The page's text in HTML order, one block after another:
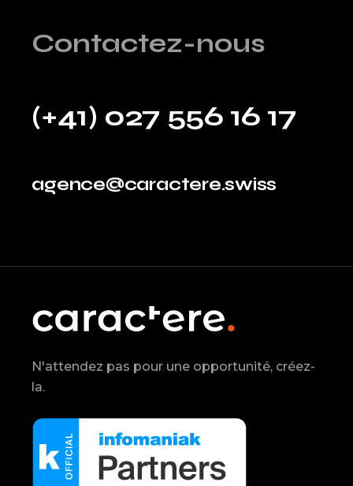
Contactez-nous
(+41) 027 556 16 17
agence@caractere.swiss
N'attendez pas pour une opportunité, créez-
la.